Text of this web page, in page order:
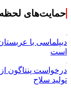
حمایت‌های
دیپلماسی با
است
درخواست پنتاگون
تولید سلاح